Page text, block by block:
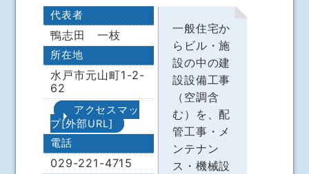
代表者
鴨志田 一枝
所在地
水戸市元山町1-2-
62
アクセスマッ
プ[外部URL]
電話
029-221-4715
一般住宅か
らビル・施
設の中の建
設設備工事
（空調含
む）を、配
管工事・メ
ンテナン
ス・機械設